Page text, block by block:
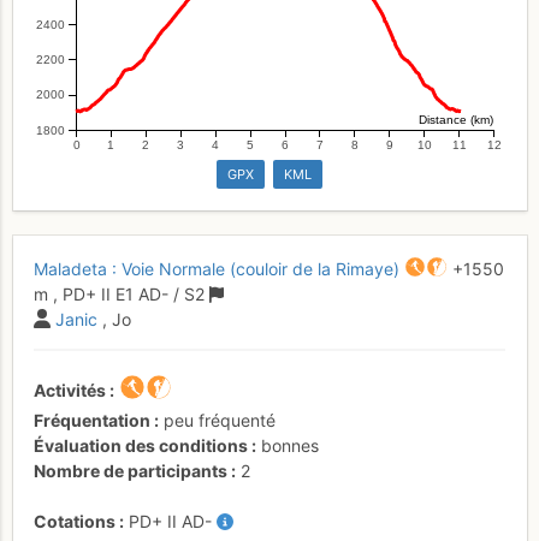
1800
2000
2200
2400
0 1 2 3 4 5 6 7 8 9 10 11 12
Distance (km)
GPX KML
Maladeta : Voie Normale (couloir de la Rimaye)
+1550
m , PD+ II E1 AD- / S2
Janic , Jo
Activités
Fréquentation
peu fréquenté
Évaluation des conditions
bonnes
Nombre de participants
2
Cotations PD+ II AD-